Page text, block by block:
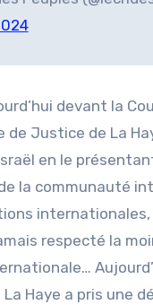
devant la
Justice de La
en le
la communauté
internationales,
respecté la
Haye a pris une